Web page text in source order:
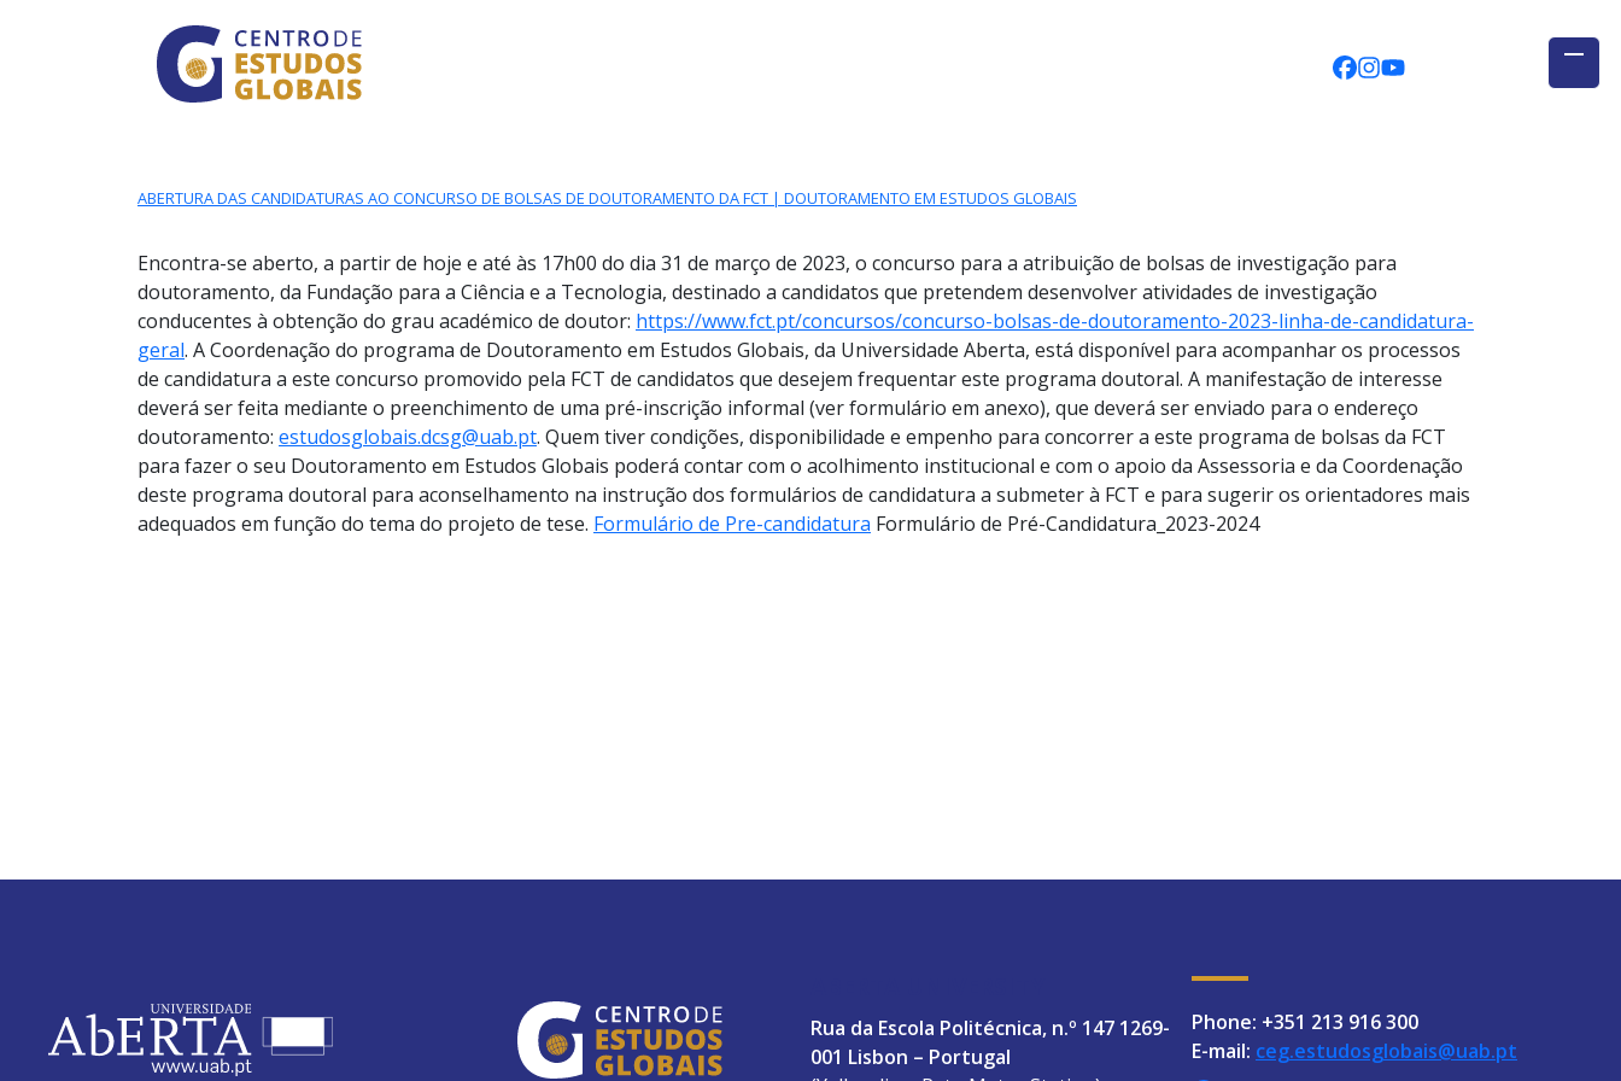
Skip to main contentCENTRO DE ESTUDOS GLOBAIS CEGUAb @ Facebook
globalogia @ YouTube
ABERTURA DAS CANDIDATURAS AO CONCURSO DE BOLSAS DE DOUTORAMENTO DA FCT | DOUTORAMENTO EM ESTUDOS GLOBAIS
Encontra-se aberto, a partir de hoje e até às 17h00 do dia 31 de março de 2023, o concurso para a atribuição de bolsas de investigação para
doutoramento, da Fundação para a Ciência e a Tecnologia, destinado a candidatos que pretendem desenvolver atividades de investigação
conducentes à obtenção do grau académico de doutor: https://www.fct.pt/concursos/concurso-bolsas-de-doutoramento-2023-linha-de-candidatura-
geral. A Coordenação do programa de Doutoramento em Estudos Globais, da Universidade Aberta, está disponível para acompanhar os processos
de candidatura a este concurso promovido pela FCT de candidatos que desejem frequentar este programa doutoral. A manifestação de interesse
deverá ser feita mediante o preenchimento de uma pré-inscrição informal (ver formulário em anexo), que deverá ser enviado para o endereço
doutoramento: estudosglobais.dcsg@uab.pt. Quem tiver condições, disponibilidade e empenho para concorrer a este programa de bolsas da FCT
para fazer o seu Doutoramento em Estudos Globais poderá contar com o acolhimento institucional e com o apoio da Assessoria e da Coordenação
deste programa doutoral para aconselhamento na instrução dos formulários de candidatura a submeter à FCT e para sugerir os orientadores mais
adequados em função do tema do projeto de tese. Formulário de Pre-candidatura Formulário de Pré-Candidatura_2023-2024
Rua da Escola Politécnica, n.º 147 1269-
001 Lisbon – Portugal
Phone: +351 213 916 300
E-mail: ceg.estudosglobais@uab.pt